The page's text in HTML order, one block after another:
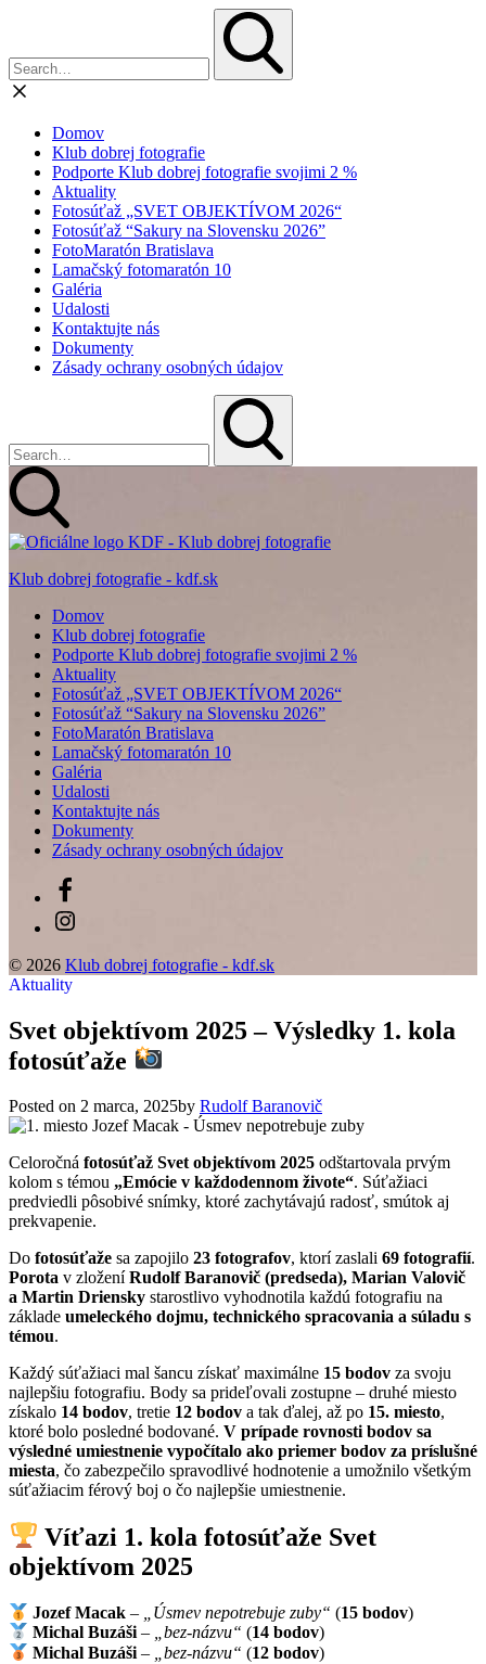
Domov
Klub dobrej fotografie
Podporte Klub dobrej fotografie svojimi 2 %
Aktuality
Fotosúťaž „SVET OBJEKTÍVOM 2026“
Fotosúťaž “Sakury na Slovensku 2026”
FotoMaratón Bratislava
Lamačský fotomaratón 10
Galéria
Udalosti
Kontaktujte nás
Dokumenty
Zásady ochrany osobných údajov
Klub dobrej fotografie - kdf.sk
Domov
Klub dobrej fotografie
Podporte Klub dobrej fotografie svojimi 2 %
Aktuality
Fotosúťaž „SVET OBJEKTÍVOM 2026“
Fotosúťaž “Sakury na Slovensku 2026”
FotoMaratón Bratislava
Lamačský fotomaratón 10
Galéria
Udalosti
Kontaktujte nás
Dokumenty
Zásady ochrany osobných údajov
Facebook
Instagram
© 2026 Klub dobrej fotografie - kdf.sk
Aktuality
Svet objektívom 2025 – Výsledky 1. kola
fotosúťaže
Posted on 2 marca, 2025by Rudolf Baranovič
Celoročná fotosúťaž Svet objektívom 2025 odštartovala prvým
kolom s témou „Emócie v každodennom živote“. Súťažiaci
predviedli pôsobivé snímky, ktoré zachytávajú radosť, smútok aj
prekvapenie.
Do fotosúťaže sa zapojilo 23 fotografov, ktorí zaslali 69 fotografií.
Porota v zloženíRudolf Baranovič (predseda), Marian Valovič
a Martin Driensky starostlivo vyhodnotila každú fotografiu na
základe umeleckého dojmu, technického spracovania a súladu s
témou.
Každý súťažiaci mal šancu získať maximálne 15 bodov za svoju
najlepšiu fotografiu. Body sa prideľovali zostupne – druhé miesto
získalo 14 bodov, tretie 12 bodov a tak ďalej, až po 15. miesto,
ktoré bolo posledné bodované. V prípade rovnosti bodov sa
výsledné umiestnenie vypočítalo ako priemer bodov za príslušné
miesta, čo zabezpečilo spravodlivé hodnotenie a umožnilo všetkým
súťažiacim férový boj o čo najlepšie umiestnenie.
Víťazi 1. kola fotosúťaže Svet
objektívom 2025
Jozef Macak – „Úsmev nepotrebuje zuby“ (15 bodov)
Michal Buzáši– „bez-názvu“ (14 bodov)
Michal Buzáši – „bez-názvu“ (12 bodov)